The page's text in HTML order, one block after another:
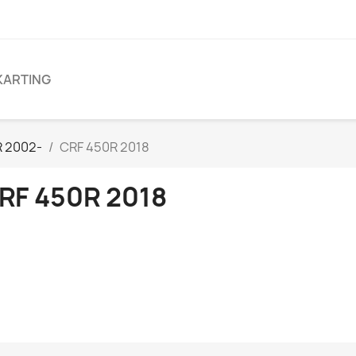
2002- CRF 450R 2018
450R 2018